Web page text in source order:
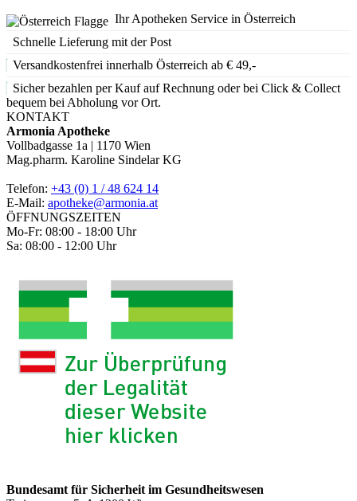
Ihr Apotheken Service in Österreich
Schnelle Lieferung mit der Post
Versandkostenfrei innerhalb Österreich ab € 49,-
Sicher bezahlen per Kauf auf Rechnung oder bei Click & Collect
bequem bei Abholung vor Ort.
KONTAKT
Armonia Apotheke
Vollbadgasse 1a | 1170 Wien
Mag.pharm. Karoline Sindelar KG
Telefon: +43 (0) 1 / 48 624 14
E-Mail: apotheke@armonia.at
ÖFFNUNGSZEITEN
Mo-Fr: 08:00 - 18:00 Uhr
Sa: 08:00 - 12:00 Uhr
Bundesamt für Sicherheit im Gesundheitswesen